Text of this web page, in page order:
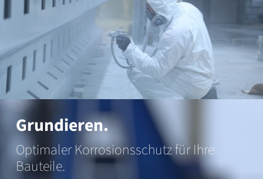
Grundieren.
Optimaler Korrosionsschutz für Ihre
Bauteile.